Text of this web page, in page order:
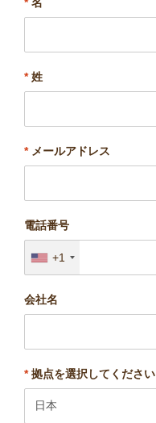
*姓
*メールアドレス
電話番号
+1
会社名
*拠点を選択してください